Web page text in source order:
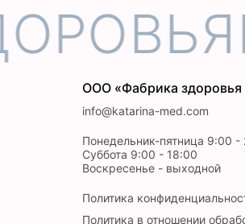
ООО «Фабрика
info@katarina-med.com
Понедельник-пятница 9:00 -
Суббота 9:00 - 18:00
Воскресенье - выходной
Политика
Политика в отношении